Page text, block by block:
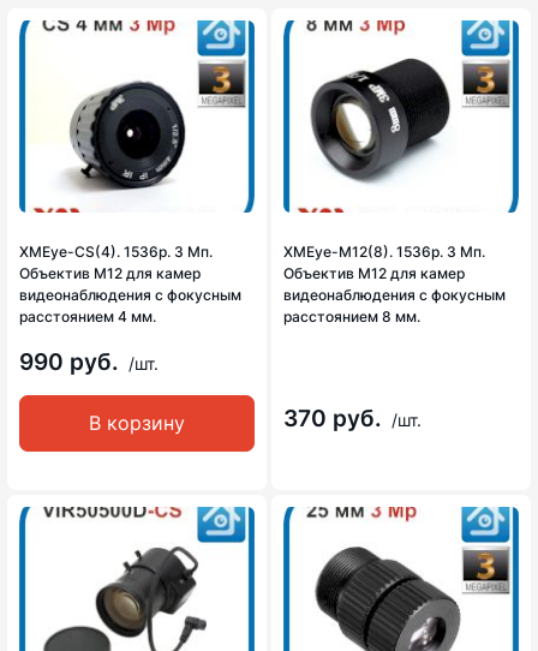
XMEye-CS(4). 1536p. 3 Мп.
Объектив М12 для камер
видеонаблюдения с фокусным
расстоянием 4 мм.
990 руб. /шт.
В корзину
XMEye-M12(8). 1536p. 3 Мп.
Объектив М12 для камер
видеонаблюдения с фокусным
расстоянием 8 мм.
370 руб. /шт.